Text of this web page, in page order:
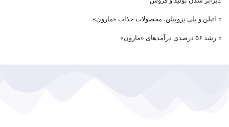
اتیلن و پلی پروپیلن، محصولات جذاب «مارون»
رشد ۵۶ درصدی درآمد‌های «مارون»